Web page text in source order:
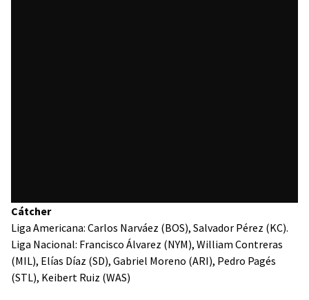
Cátcher
Liga Americana: Carlos Narváez (BOS), Salvador Pérez (KC).
Liga Nacional: Francisco Álvarez (NYM), William Contreras
(MIL), Elías Díaz (SD), Gabriel Moreno (ARI), Pedro Pagés
(STL), Keibert Ruiz (WAS)